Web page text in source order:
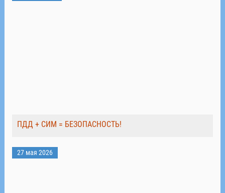
ПДД + СИМ = БЕЗОПАСНОСТЬ!
27 мая 2026